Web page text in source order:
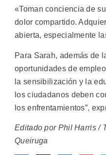
«Toman conciencia de
dolor compartido.
abierta, especialmente
Para Sarah, además de
oportunidades de
la sensibilización y la
los ciudadanos deben
los enfrentamientos”,
Editado por Phil Harris /
Queiruga